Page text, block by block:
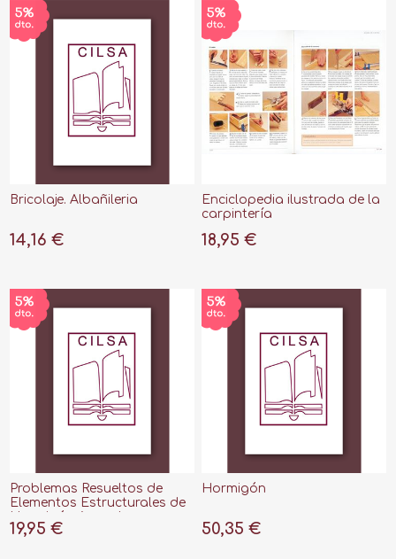
Bricolaje. Albañileria
14,16 €
Enciclopedia ilustrada de la
carpintería
18,95 €
Problemas Resueltos de
Elementos Estructurales de
Pretensado
19,95 €
Hormigón
50,35 €